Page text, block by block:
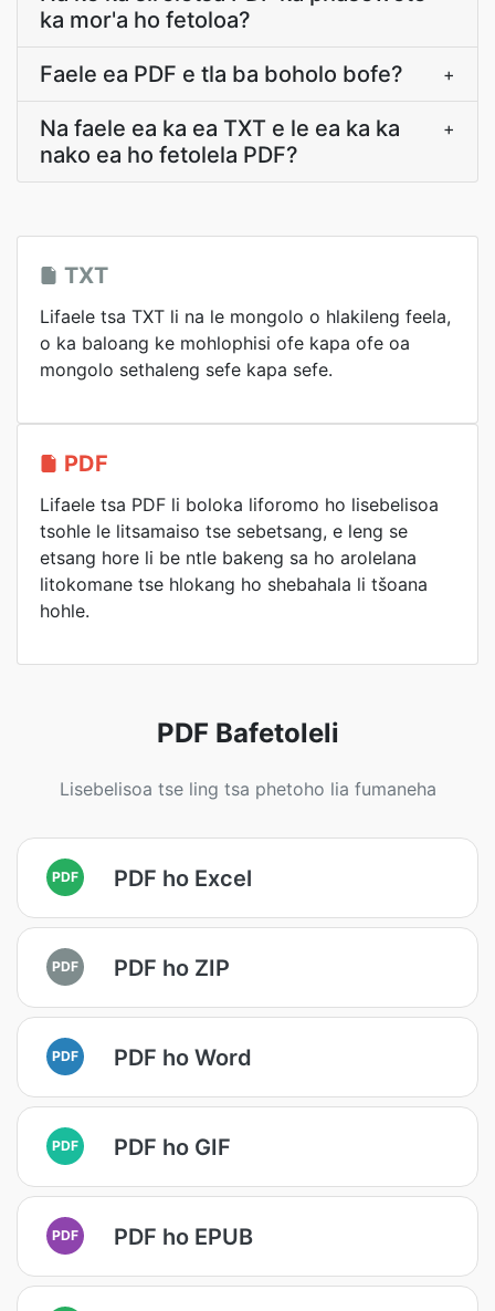
ka mor'a ho fetoloa?
Faele ea PDF e tla ba boholo bofe? +
Na faele ea ka ea TXT e le ea ka ka
nako ea ho fetolela PDF?
+
TXT
Lifaele tsa TXT li na le mongolo o hlakileng feela,
o ka baloang ke mohlophisi ofe kapa ofe oa
mongolo sethaleng sefe kapa sefe.
PDF
Lifaele tsa PDF li boloka liforomo ho lisebelisoa
tsohle le litsamaiso tse sebetsang, e leng se
etsang hore li be ntle bakeng sa ho arolelana
litokomane tse hlokang ho shebahala li tšoana
hohle.
PDF Bafetoleli
Lisebelisoa tse ling tsa phetoho lia fumaneha
PDF PDF ho Excel
PDF PDF ho ZIP
PDF PDF ho Word
PDF PDF ho GIF
PDF PDF ho EPUB